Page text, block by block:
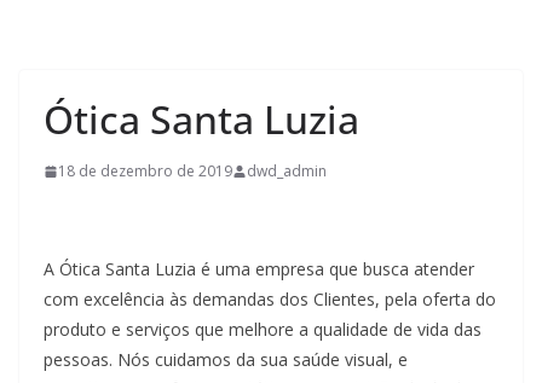
Ótica Santa Luzia
18 de dezembro de 2019 dwd_admin
A Ótica Santa Luzia é uma empresa que busca atender
com excelência às demandas dos Clientes, pela oferta do
produto e serviços que melhore a qualidade de vida das
pessoas. Nós cuidamos da sua saúde visual, e